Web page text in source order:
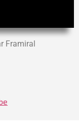
Framiral